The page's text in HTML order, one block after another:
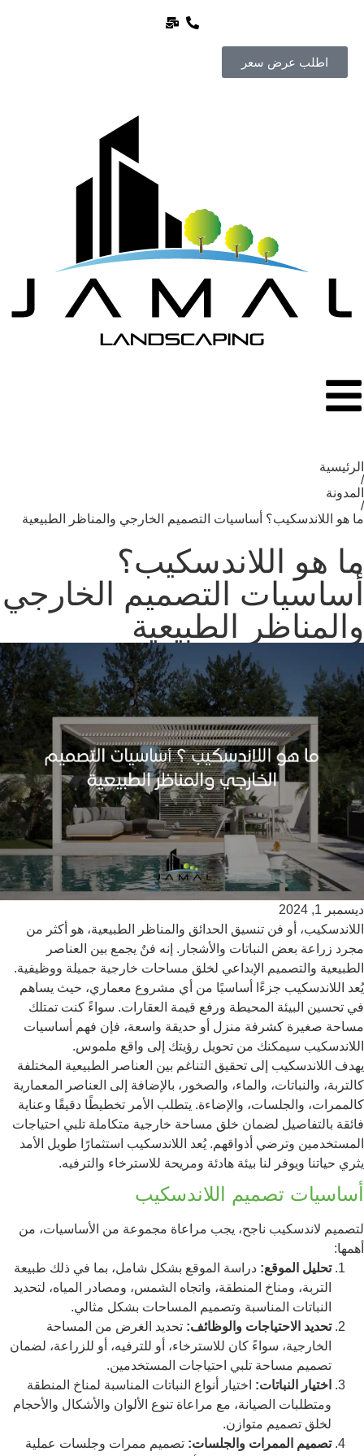
اطلب عرض سعر
الرئيسية
/
المدونة
/
ما هو اللاندسكيب؟ أساسيات التصميم الخارجي والمناظر الطبيعية
ما هو اللاندسكيب؟
أساسيات التصميم الخارجي
والمناظر الطبيعية
ديسمبر 1, 2024
اللاندسكيب، أو فن تنسيق الحدائق والمناظر الطبيعية، هو أكثر من
مجرد زراعة بعض النباتات والأشجار. إنه فنٌ يجمع بين العناصر
الطبيعية والتصميم الإبداعي لخلق مساحات خارجية جميلة ووظيفية.
يُعد اللاندسكيب جزءًا أساسيًا من أي مشروع معماري، حيث يساهم
في تحسين البيئة المحيطة ورفع قيمة العقارات. سواءً كنت تمتلك
مساحة صغيرة كشرفة منزل أو حديقة واسعة، فإن فهم أساسيات
اللاندسكيب سيمكنك من تحويل رؤيتك إلى واقع ملموس.
يهدف اللاندسكيب إلى تحقيق التناغم بين العناصر الطبيعية المختلفة
كالتربة، والنباتات، والماء، والصخور، بالإضافة إلى العناصر المعمارية
كالممرات، والجلسات، والإضاءة. يتطلب الأمر تخطيطًا دقيقًا وعناية
فائقة بالتفاصيل لضمان خلق مساحة خارجية متكاملة تلبي احتياجات
المستخدمين وترضي أذواقهم. يُعد اللاندسكيب استثمارًا طويل الأمد
يثري حياتنا ويوفر لنا بيئة هادئة ومريحة للاسترخاء والترفيه.
أساسيات تصميم اللاندسكيب
لتصميم لاندسكيب ناجح، يجب مراعاة مجموعة من الأساسيات، من
أهمها:
تحليل الموقع: دراسة الموقع بشكل شامل، بما في ذلك طبيعة
التربة، ومناخ المنطقة، واتجاه الشمس، ومصادر المياه، لتحديد
النباتات المناسبة وتصميم المساحات بشكل مثالي.
تحديد الاحتياجات والوظائف: تحديد الغرض من المساحة
الخارجية، سواءً كان للاسترخاء، أو للترفيه، أو للزراعة، لضمان
تصميم مساحة تلبي احتياجات المستخدمين.
اختيار النباتات: اختيار أنواع النباتات المناسبة لمناخ المنطقة
ومتطلبات الصيانة، مع مراعاة تنوع الألوان والأشكال والأحجام
لخلق تصميم متوازن.
تصميم الممرات والجلسات: تصميم ممرات وجلسات عملية